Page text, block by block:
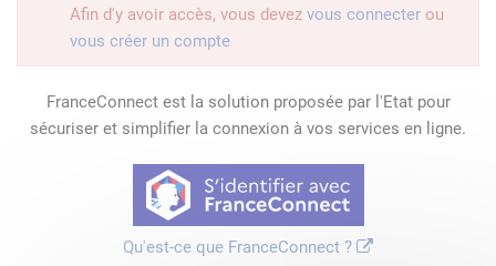
Afin d'y avoir accès, vous devez vous connecter ou
vous créer un compte
FranceConnect est la solution proposée par l'Etat pour
sécuriser et simplifier la connexion à vos services en ligne.
Qu'est-ce que FranceConnect ?